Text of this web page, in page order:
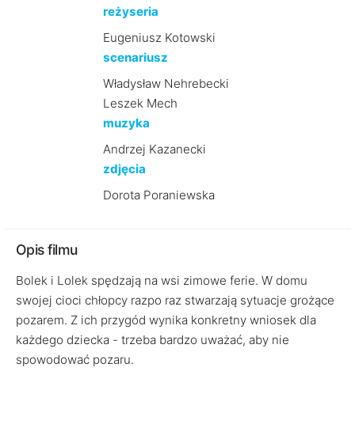
reżyseria
Eugeniusz Kotowski
scenariusz
Władysław Nehrebecki
Leszek Mech
muzyka
Andrzej Kazanecki
zdjęcia
Dorota Poraniewska
Opis filmu
Bolek i Lolek spędzają na wsi zimowe ferie. W domu
swojej cioci chłopcy razpo raz stwarzają sytuacje grożące
pozarem. Z ich przygód wynika konkretny wniosek dla
każdego dziecka - trzeba bardzo uważać, aby nie
spowodować pozaru.